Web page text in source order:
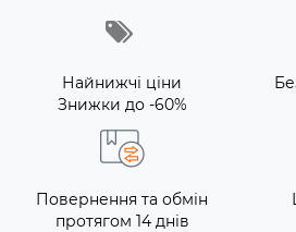
Найнижчі ціни
Знижки до -60%
Повернення та обмін
протягом 14 днів